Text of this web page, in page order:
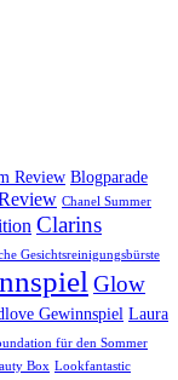
Review Blogparade
Chanel Summer
Clarins
Gesichtsreinigungsbürste
Glow
Gewinnspiel Laura
für den Sommer
Box Lookfantastic